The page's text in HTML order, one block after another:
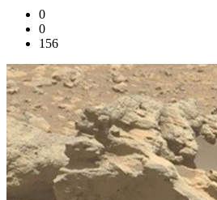
0
0
156